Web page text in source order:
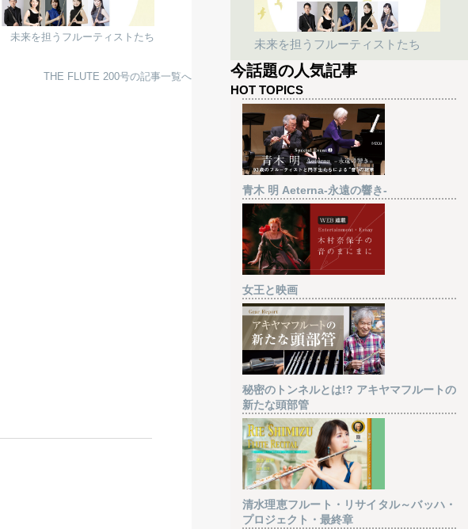
未来を担うフルーティストたち
THE FLUTE 200号の記事一覧へ
未来を担うフルーティストたち
今話題の人気記事
HOT TOPICS
青木 明 Aeterna-永遠の響き-
女王と映画
秘密のトンネルとは!? アキヤマフルートの
新たな頭部管
清水理恵フルート・リサイタル～バッハ・
プロジェクト・最終章